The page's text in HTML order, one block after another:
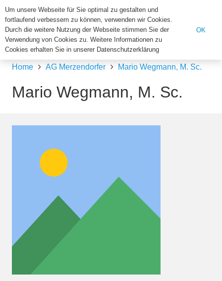
Institut für Biologie der
Search
for:
Home AG Merzendorfer Mario Wegmann, M. Sc.
Mario Wegmann, M. Sc.
Um unsere Webseite für Sie optimal zu gestalten und
fortlaufend verbessern zu können, verwenden wir Cookies.
Durch die weitere Nutzung der Webseite stimmen Sie der
Verwendung von Cookies zu. Weitere Informationen zu
Cookies erhalten Sie in unserer Datenschutzerklärung
OK